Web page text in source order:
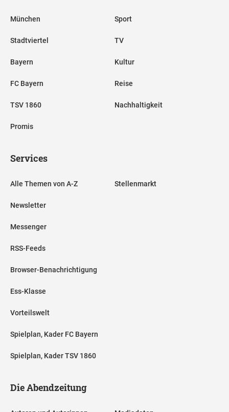
München
Stadtviertel
Bayern
FC Bayern
TSV 1860
Promis
Sport
TV
Kultur
Reise
Nachhaltigkeit
Services
Alle Themen von A-Z
Newsletter
Messenger
RSS-Feeds
Browser-Benachrichtigung
Ess-Klasse
Vorteilswelt
Spielplan, Kader FC Bayern
Spielplan, Kader TSV 1860
Stellenmarkt
Die Abendzeitung